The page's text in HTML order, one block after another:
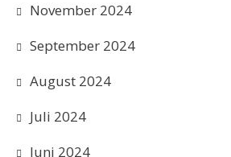
November 2024
September 2024
August 2024
Juli 2024
Juni 2024